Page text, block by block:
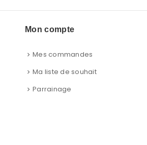
Mon compte
Mes commandes
Ma liste de souhait
Parrainage